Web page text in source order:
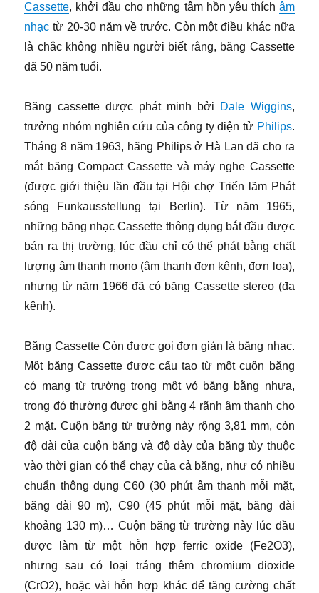
Cassette, khởi đầu cho những tâm hồn yêu thích âm
nhạc từ 20-30 năm về trước. Còn một điều khác nữa
là chắc không nhiều người biết rằng, băng Cassette
đã 50 năm tuổi.
Băng cassette được phát minh bởi Dale Wiggins,
trưởng nhóm nghiên cứu của công ty điện tử Philips.
Tháng 8 năm 1963, hãng Philips ở Hà Lan đã cho ra
mắt băng Compact Cassette và máy nghe Cassette
(được giới thiệu lần đầu tại Hội chợ Triển lãm Phát
sóng Funkausstellung tại Berlin). Từ năm 1965,
những băng nhạc Cassette thông dụng bắt đầu được
bán ra thị trường, lúc đầu chỉ có thể phát bằng chất
lượng âm thanh mono (âm thanh đơn kênh, đơn loa),
nhưng từ năm 1966 đã có băng Cassette stereo (đa
kênh).
Băng Cassette Còn được gọi đơn giản là băng nhạc.
Một băng Cassette được cấu tạo từ một cuộn băng
có mang từ trường trong một vỏ băng bằng nhựa,
trong đó thường được ghi bằng 4 rãnh âm thanh cho
2 mặt. Cuộn băng từ trường này rộng 3,81 mm, còn
độ dài của cuộn băng và độ dày của băng tùy thuộc
vào thời gian có thể chạy của cả băng, như có nhiều
chuẩn thông dụng C60 (30 phút âm thanh mỗi mặt,
băng dài 90 m), C90 (45 phút mỗi mặt, băng dài
khoảng 130 m)… Cuộn băng từ trường này lúc đầu
được làm từ một hỗn hợp ferric oxide (Fe2O3),
nhưng sau có loại tráng thêm chromium dioxide
(CrO2), hoặc vài hỗn hợp khác để tăng cường chất